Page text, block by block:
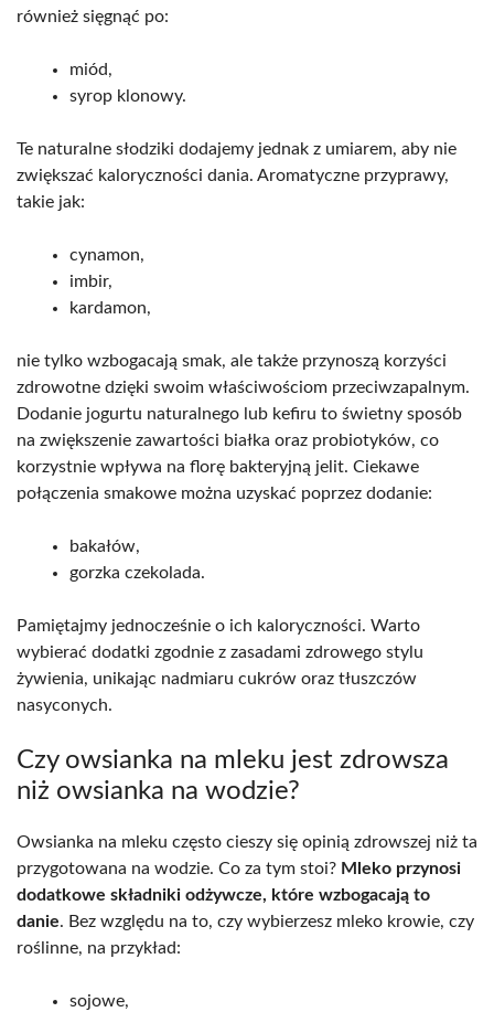
również sięgnąć po:
miód,
syrop klonowy.
Te naturalne słodziki dodajemy jednak z umiarem, aby nie
zwiększać kaloryczności dania. Aromatyczne przyprawy,
takie jak:
cynamon,
imbir,
kardamon,
nie tylko wzbogacają smak, ale także przynoszą korzyści
zdrowotne dzięki swoim właściwościom przeciwzapalnym.
Dodanie jogurtu naturalnego lub kefiru to świetny sposób
na zwiększenie zawartości białka oraz probiotyków, co
korzystnie wpływa na florę bakteryjną jelit. Ciekawe
połączenia smakowe można uzyskać poprzez dodanie:
bakałów,
gorzka czekolada.
Pamiętajmy jednocześnie o ich kaloryczności. Warto
wybierać dodatki zgodnie z zasadami zdrowego stylu
żywienia, unikając nadmiaru cukrów oraz tłuszczów
nasyconych.
Czy owsianka na mleku jest zdrowsza
niż owsianka na wodzie?
Owsianka na mleku często cieszy się opinią zdrowszej niż ta
przygotowana na wodzie. Co za tym stoi? Mleko przynosi
dodatkowe składniki odżywcze, które wzbogacają to
danie. Bez względu na to, czy wybierzesz mleko krowie, czy
roślinne, na przykład:
sojowe,